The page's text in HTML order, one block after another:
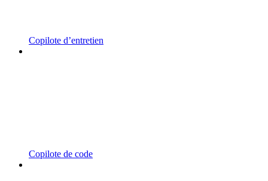
Copilote d’entretien
Copilote de code